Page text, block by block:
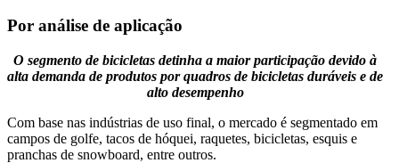
Por análise de aplicação
O segmento de bicicletas detinha a maior participação devido à
alta demanda de produtos por quadros de bicicletas duráveis ​​e de
alto desempenho
Com base nas indústrias de uso final, o mercado é segmentado em
campos de golfe, tacos de hóquei, raquetes, bicicletas, esquis e
pranchas de snowboard, entre outros.